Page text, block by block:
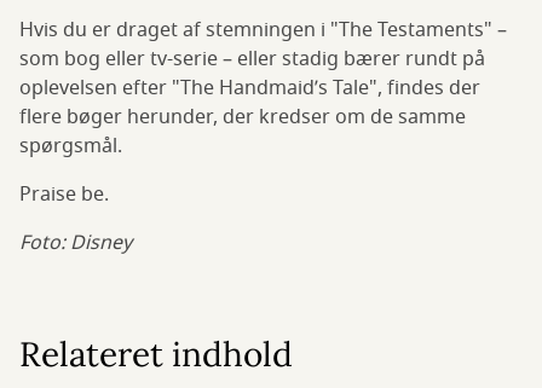
Hvis du er draget af stemningen i "The Testaments" –
som bog eller tv-serie – eller stadig bærer rundt på
oplevelsen efter "The Handmaid’s Tale", findes der
flere bøger herunder, der kredser om de samme
spørgsmål.
Praise be.
Foto: Disney
Relateret indhold